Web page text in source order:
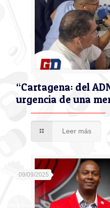
“Cartagena: del
urgencia de una
Leer más
09/09/2025